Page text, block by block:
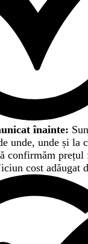
înainte:
unde, unde și la
confirmăm prețul
cost adăugat